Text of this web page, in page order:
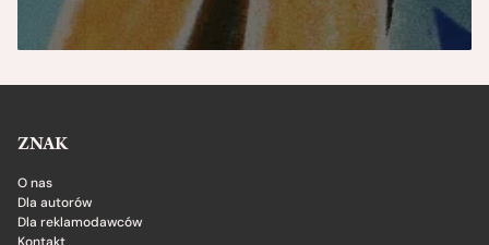
ZNAK
O nas
Dla autorów
Dla reklamodawców
Kontakt